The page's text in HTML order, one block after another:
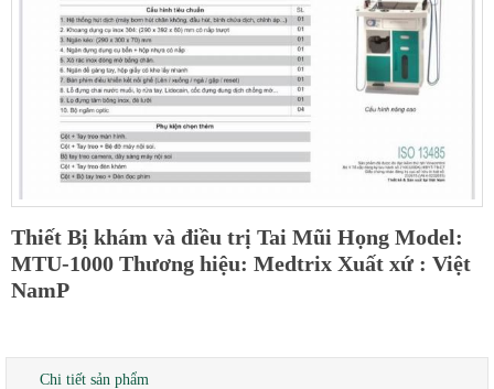
Thiết Bị khám và điều trị Tai Mũi Họng Model:
MTU-1000 Thương hiệu: Medtrix Xuất xứ : Việt
NamP
Chi tiết sản phẩm